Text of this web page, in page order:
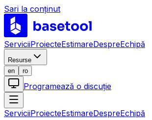
Sari la conținut
ServiciiProiecteEstimareDespreEchipă
Resurse
en
ro
Programează o discuție
ServiciiProiecteEstimareDespreEchipă